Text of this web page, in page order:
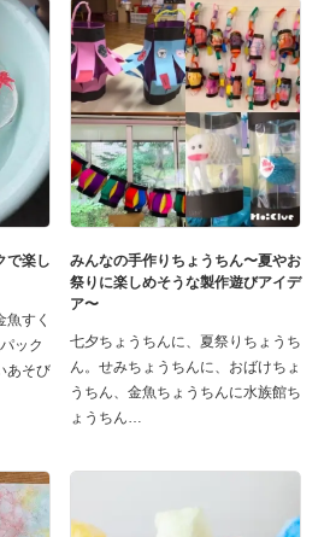
で楽し
魚すく
ック
あそび
みんなの手作りちょうちん〜夏やお
祭りに楽しめそうな製作遊びアイデ
ア〜
七夕ちょうちんに、夏祭りちょうち
ん。せみちょうちんに、おばけちょ
うちん、金魚ちょうちんに水族館ち
ょうちん